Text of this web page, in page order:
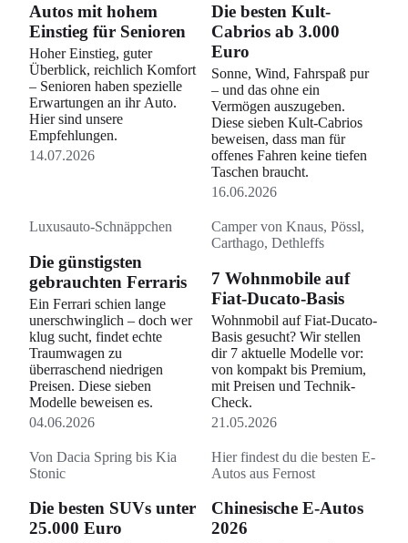
Autos mit hohem
Einstieg für Senioren
Hoher Einstieg, guter
Überblick, reichlich Komfort
– Senioren haben spezielle
Erwartungen an ihr Auto.
Hier sind unsere
Empfehlungen.
14.07.2026
Die besten Kult-
Cabrios ab 3.000
Euro
Sonne, Wind, Fahrspaß pur
– und das ohne ein
Vermögen auszugeben.
Diese sieben Kult-Cabrios
beweisen, dass man für
offenes Fahren keine tiefen
Taschen braucht.
16.06.2026
Luxusauto-Schnäppchen
Die günstigsten
gebrauchten Ferraris
Ein Ferrari schien lange
unerschwinglich – doch wer
klug sucht, findet echte
Traumwagen zu
überraschend niedrigen
Preisen. Diese sieben
Modelle beweisen es.
04.06.2026
Camper von Knaus, Pössl,
Carthago, Dethleffs
7 Wohnmobile auf
Fiat-Ducato-Basis
Wohnmobil auf Fiat-Ducato-
Basis gesucht? Wir stellen
dir 7 aktuelle Modelle vor:
von kompakt bis Premium,
mit Preisen und Technik-
Check.
21.05.2026
Von Dacia Spring bis Kia
Stonic
Die besten SUVs unter
25.000 Euro
Hier findest du die besten E-
Autos aus Fernost
Chinesische E-Autos
2026